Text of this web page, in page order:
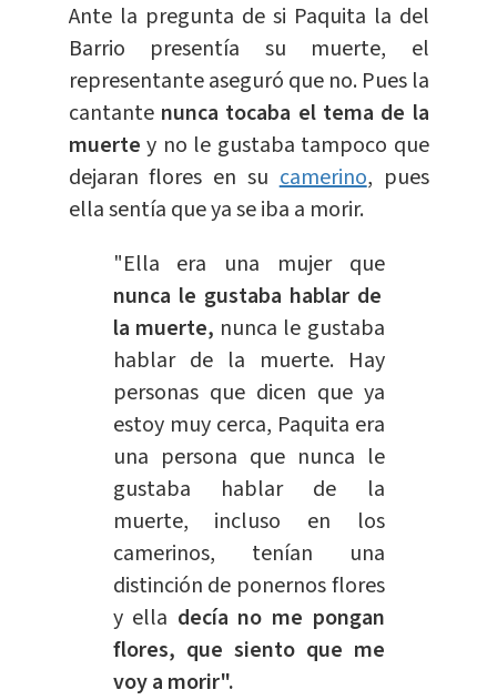
Ante la pregunta de si Paquita la del
Barrio presentía su muerte, el
representante aseguró que no. Pues la
cantante nunca tocaba el tema de la
muerte y no le gustaba tampoco que
dejaran flores en sucamerino, pues
ella sentía que ya se iba a morir.
"Ella era una mujer que
nunca le gustaba hablar de
la muerte, nunca le gustaba
hablar de la muerte. Hay
personas que dicen que ya
estoy muy cerca, Paquita era
una persona que nunca le
gustaba hablar de la
muerte, incluso en los
camerinos, tenían una
distinción de ponernos flores
y ella decía no me pongan
flores, que siento que me
voy a morir".